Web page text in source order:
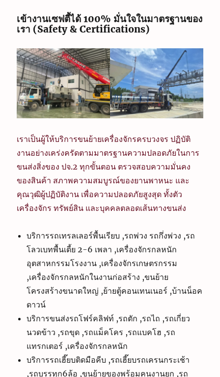
เข้างานเซฟตี้ได้ 100% มั่นใจในมาตรฐานของ
เรา (Safety & Certifications)
เราเป็นผู้ให้บริการขนย้ายเครื่องจักรครบวงจร ปฏิบัติ
งานอย่างเคร่งครัดตามมาตรฐานความปลอดภัยในการ
ขนส่งสิ่งของ ปจ.2 ทุกขั้นตอน ตรวจสอบความมั่นคง
ของสินค้า สภาพความสมบูรณ์ของยานพาหนะ และ
คุณวุฒิผู้ปฏิบัติงาน เพื่อความปลอดภัยสูงสุด ทั้งตัว
เครื่องจักร ทรัพย์สิน และบุคคลตลอดเส้นทางขนส่ง
บริการรถเทรลเลอร์พื้นเรียบ ,รถพ่วง รถกึ่งพ่วง ,รถ
โลวเบทพื้นเตี้ย 2-6 เพลา ,เครื่องจักรกลหนัก
อุตสาหกรรมโรงงาน ,เครื่องจักรเกษตรกรรม
,เครื่องจักรกลหนักในงานก่อสร้าง ,ขนย้าย
โครงสร้างขนาดใหญ่ ,ย้ายตู้คอนเทนเนอร์ ,บ้านน็อค
ดาวน์
บริการขนส่งรถโฟร์คลิฟท์ ,รถตัก ,รถไถ ,รถเกี่ยว
นวดข้าว ,รถขุด ,รถแม็คโคร ,รถแบคโฮ ,รถ
แทรกเตอร์ ,เครื่องจักรกลหนัก
บริการรถเฮี๊ยบติดมือคีบ ,รถเฮี๊ยบรถเครนกระเช้า
,รถบรรทุก6ล้อ ,ขนย้ายของพร้อมคนงานยก ,รถ